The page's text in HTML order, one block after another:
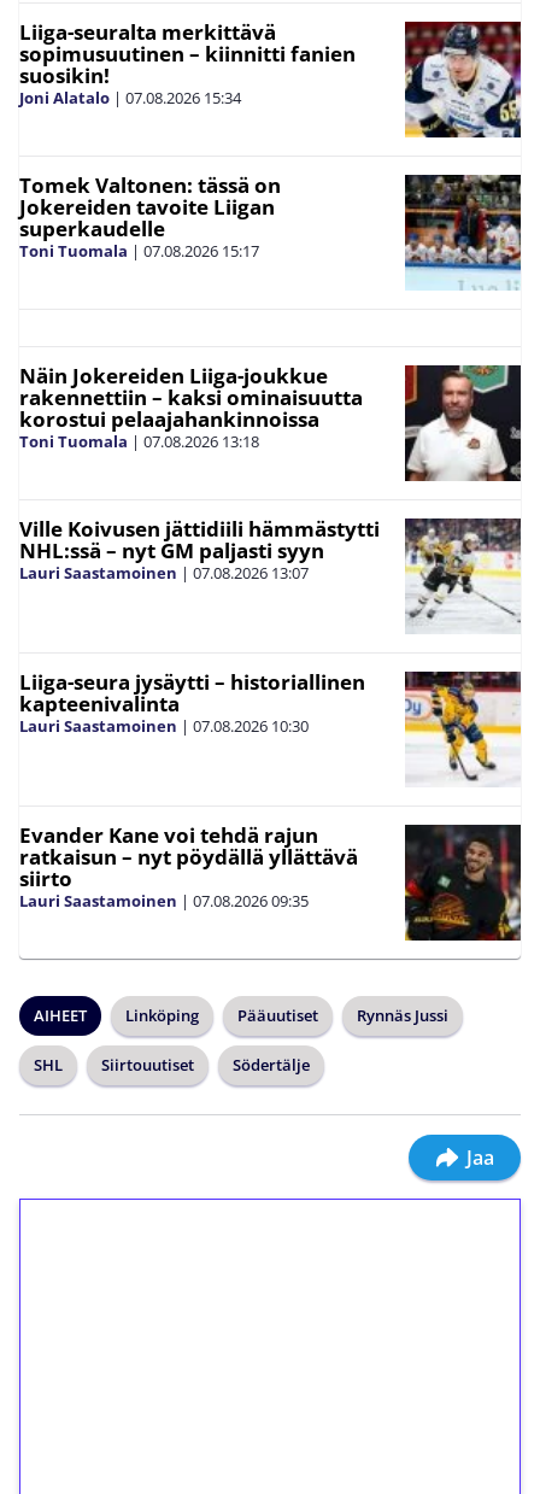
Liiga-seuralta merkittävä
sopimusuutinen – kiinnitti fanien
suosikin!
Joni Alatalo | 07.08.2026 15:34
Tomek Valtonen: tässä on
Jokereiden tavoite Liigan
superkaudelle
Toni Tuomala | 07.08.2026 15:17
Näin Jokereiden Liiga-joukkue
rakennettiin – kaksi ominaisuutta
korostui pelaajahankinnoissa
Toni Tuomala | 07.08.2026 13:18
Ville Koivusen jättidiili hämmästytti
NHL:ssä – nyt GM paljasti syyn
Lauri Saastamoinen | 07.08.2026 13:07
Liiga-seura jysäytti – historiallinen
kapteenivalinta
Lauri Saastamoinen | 07.08.2026 10:30
Evander Kane voi tehdä rajun
ratkaisun – nyt pöydällä yllättävä
siirto
Lauri Saastamoinen | 07.08.202609:35
AIHEET Linköping Pääuutiset Rynnäs Jussi
SHL Siirtouutiset Södertälje
Jaa